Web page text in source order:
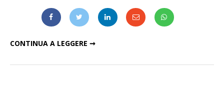
CONTINUA A LEGGERE ➞